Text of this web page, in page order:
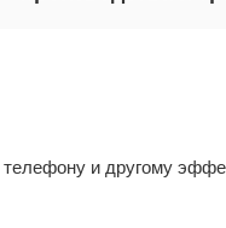
телефону и другому